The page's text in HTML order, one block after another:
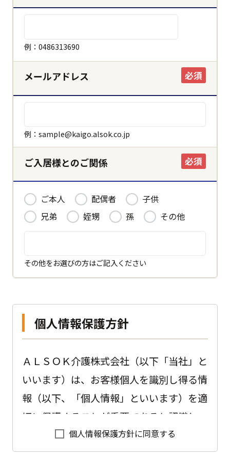
例：0486313690
メールアドレス 必須
例：sample@kaigo.alsok.co.jp
ご入居様とのご関係 必須
ご本人 配偶者
子供
兄弟
姪甥 孫 その他
その他をお選びの方はご記入ください
個人情報保護方針
ＡＬＳＯＫ介護株式会社（以下「当社」と
いいます）は、お客様個人を識別し得る情
報（以下、「個人情報」といいます）を適
切に保護することが重要であると認識し、
以下のように会社として取り組んでおりま
す。
個人情報保護方針に同意する